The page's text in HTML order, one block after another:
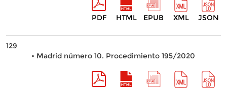
PDF HTML EPUB XML JSON
129
• Madrid número 10. Procedimiento 195/2020